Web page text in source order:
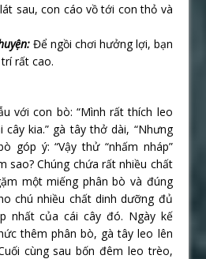
sau, con cáo vồ tới con thỏ và
Để ngồi chơi hưởng lợi, bạn
rất cao.
với con bò: “Mình rất thích leo
kia.” gà tây thở dài, “Nhưng
góp ý: “Vậy thử “nhấm nháp”
sao? Chúng chứa rất nhiều chất
một miếng phân bò và đúng
chú nhiều chất dinh dưỡng đủ
nhất của cái cây đó. Ngày kế
thêm phân bò, gà tây leo lên
cùng sau bốn đêm leo trèo,